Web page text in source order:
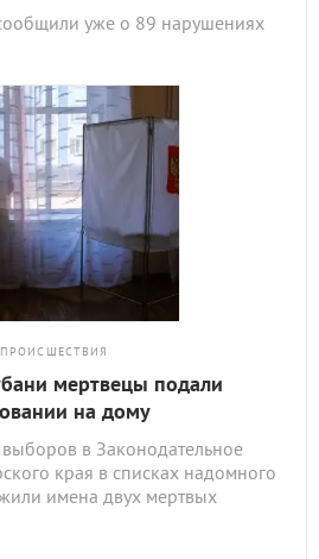
уже о 89 нарушениях
ПРОИСШЕСТВИЯ
мертвецы подали
на дому
в Законодательное
края в списках надомного
имена двух мертвых